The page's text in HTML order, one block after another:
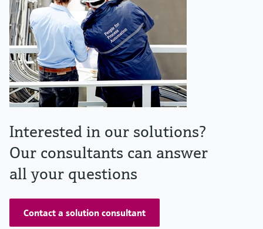
Interested in our solutions?
Our consultants can answer
all your questions
Contact a solution consultant